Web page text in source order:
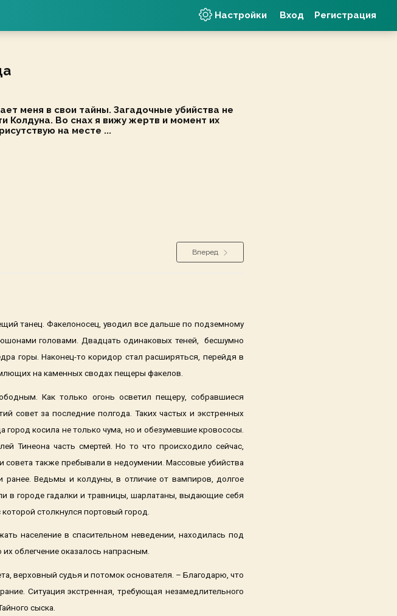
меня в свои тайны. Загадочные убийства не
Колдуна. Во снах я вижу жертв и момент их
на месте ...
Вперед
танец. Факелоносец, уводил все дальше по подземному
головами. Двадцать одинаковых теней, бесшумно
горы. Наконец-то коридор стал расширяться, перейдя в
на каменных сводах пещеры факелов.
Как только огонь осветил пещеру, собравшиеся
совет за последние полгода. Таких частых и экстренных
косила не только чума, но и обезумевшие кровососы.
Тинеона часть смертей. Но то что происходило сейчас,
совета также пребывали в недоумении. Массовые убийства
Ведьмы и колдуны, в отличие от вампиров, долгое
в городе гадалки и травницы, шарлатаны, выдающие себя
столкнулся портовый город.
население в спасительном неведении, находилась под
облегчение оказалось напрасным.
верховный судья и потомок основателя. – Благодарю, что
Ситуация экстренная, требующая незамедлительного
сыска.
Настройки Вход Регистрация